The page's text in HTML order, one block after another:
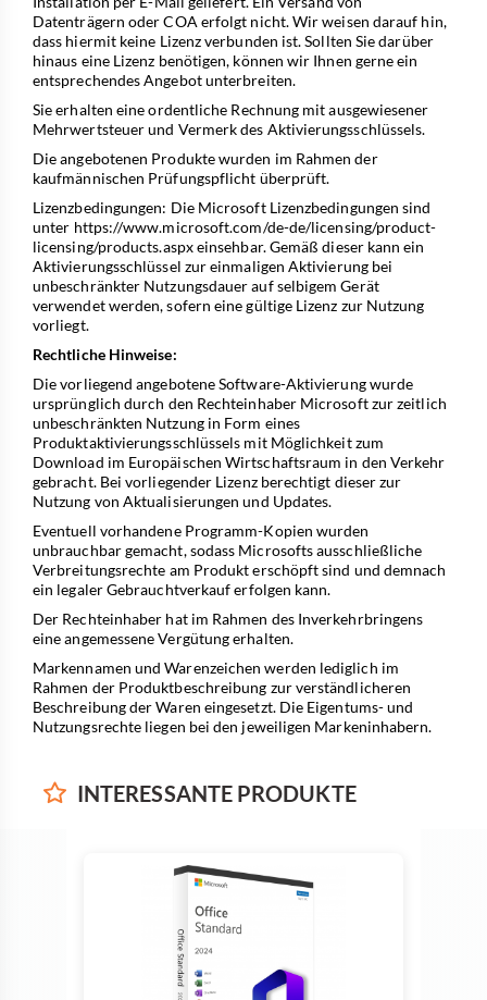
Datenträgern oder COA erfolgt nicht. Wir weisen darauf hin,
dass hiermit keine Lizenz verbunden ist. Sollten Sie darüber
hinaus eine Lizenz benötigen, können wir Ihnen gerne ein
entsprechendes Angebot unterbreiten.
Sie erhalten eine ordentliche Rechnung mit ausgewiesener
Mehrwertsteuer und Vermerk des Aktivierungsschlüssels.
Die angebotenen Produkte wurden im Rahmen der
kaufmännischen Prüfungspflicht überprüft.
Lizenzbedingungen: Die Microsoft Lizenzbedingungen sind
unter https://www.microsoft.com/de-de/licensing/product-
licensing/products.aspxeinsehbar. Gemäß dieser kann ein
Aktivierungsschlüssel zur einmaligen Aktivierung bei
unbeschränkter Nutzungsdauer auf selbigem Gerät
verwendet werden, sofern eine gültige Lizenz zur Nutzung
vorliegt.
Rechtliche Hinweise:
Die vorliegend angebotene Software-Aktivierung wurde
ursprünglich durch den Rechteinhaber Microsoft zur zeitlich
unbeschränkten Nutzung in Form eines
Produktaktivierungsschlüssels mit Möglichkeit zum
Download im Europäischen Wirtschaftsraum in den Verkehr
gebracht. Bei vorliegender Lizenz berechtigt dieser zur
Nutzung von Aktualisierungen und Updates.
Eventuell vorhandene Programm-Kopien wurden
unbrauchbar gemacht, sodass Microsofts ausschließliche
Verbreitungsrechte am Produkt erschöpft sind und demnach
ein legaler Gebrauchtverkauf erfolgen kann.
Der Rechteinhaber hat im Rahmen des Inverkehrbringens
eine angemessene Vergütung erhalten.
Markennamen und Warenzeichen werden lediglich im
Rahmen der Produktbeschreibung zur verständlicheren
Beschreibung der Waren eingesetzt. Die Eigentums- und
Nutzungsrechte liegen bei den jeweiligen Markeninhabern.
INTERESSANTE PRODUKTE